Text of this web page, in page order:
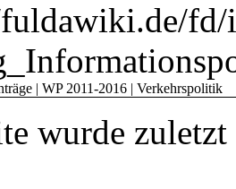
fd/
| WP 2011-2016 | Verkehrspolitik
wurde